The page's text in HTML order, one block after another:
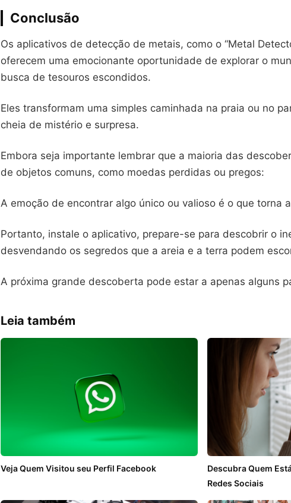
Conclusão
Os aplicativos de detecção de metais, como o “Metal
oferecem uma emocionante oportunidade de explorar o
busca de tesouros escondidos.
Eles transformam uma simples caminhada na praia ou no
cheia de mistério e surpresa.
Embora seja importante lembrar que a maioria das
de objetos comuns, como moedas perdidas ou pregos:
A emoção de encontrar algo único ou valioso é o que torna
Portanto, instale o aplicativo, prepare-se para descobrir o
desvendando os segredos que a areia e a terra podem
A próxima grande descoberta pode estar a apenas alguns
Leia também
Veja Quem Visitou seu Perfil Facebook
Descubra Quem
Redes Sociais